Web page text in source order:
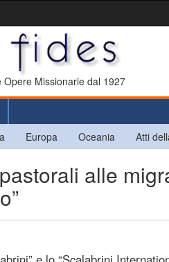
Missionarie dal 1927
Europa Oceania Atti
alle